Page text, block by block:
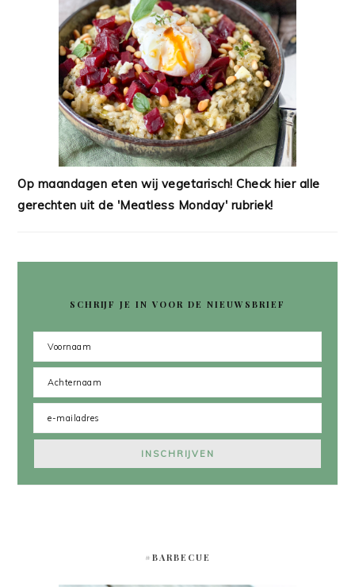
Op maandagen eten wij vegetarisch! Check hier alle
gerechten uit de 'Meatless Monday' rubriek!
SCHRIJF JE IN VOOR DE NIEUWSBRIEF
#BARBECUE